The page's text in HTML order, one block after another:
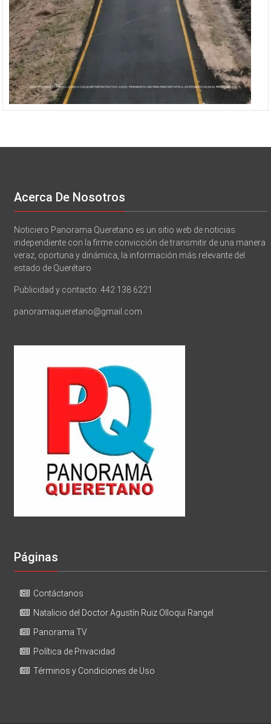
Acerca De Nosotros
Noticiero Panorama Queretano es un sitio web de noticias
independiente con la firme convicción de transmitir de una manera
veraz, oportuna y dinámica, la información más relevante del
estado de Querétaro
Publicidad y contacto: 442 138 6221
panoramaqueretano@gmail.com
Páginas
Contáctanos
Natalicio del Doctor Agustín Ruiz Olloqui Rangel
Panorama TV
Política de Privacidad
Términos y Condiciones de Uso